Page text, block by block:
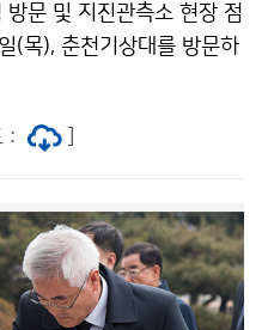
문 및 지진관측소 현장 점
(목), 춘천기상대를 방문하
: